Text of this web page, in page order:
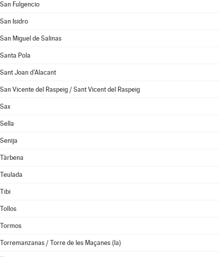
San Fulgencio
San Isidro
San Miguel de Salinas
Santa Pola
Sant Joan d'Alacant
San Vicente del Raspeig / Sant Vicent del Raspeig
Sax
Sella
Senija
Tàrbena
Teulada
Tibi
Tollos
Tormos
Torremanzanas / Torre de les Maçanes (la)